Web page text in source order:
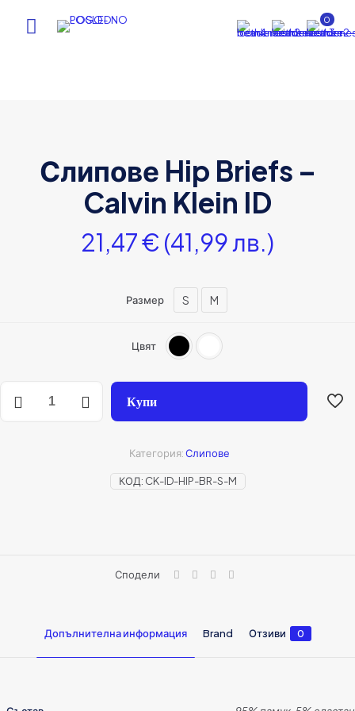
0
Слипове Hip Briefs –
Calvin Klein ID
21,47€ (41,99 лв.)
Размер S M
Цвят
Купи
КОД: CK-ID-HIP-BR-S-M
Категория:Слипове
Сподели
Допълнителна информация Brand Отзиви 0